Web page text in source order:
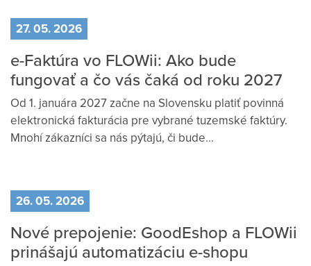
27. 05. 2026
e-Faktúra vo FLOWii: Ako bude
fungovať a čo vás čaká od roku 2027
Od 1. januára 2027 začne na Slovensku platiť povinná
elektronická fakturácia pre vybrané tuzemské faktúry.
Mnohí zákazníci sa nás pýtajú, či bude...
26. 05. 2026
Nové prepojenie: GoodEshop a FLOWii
prinášajú automatizáciu e-shopu